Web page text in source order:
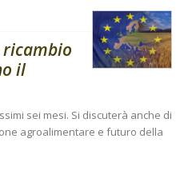
ricambio
il
sei mesi. Si discuterà anche di
agroalimentare e futuro della